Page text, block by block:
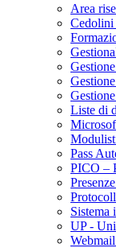
Area
Liste di
Pass
PICO –
Sistema
UP -